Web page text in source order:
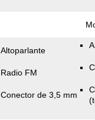
Altoparlante
Radio FM
Conector de 3,5 mm